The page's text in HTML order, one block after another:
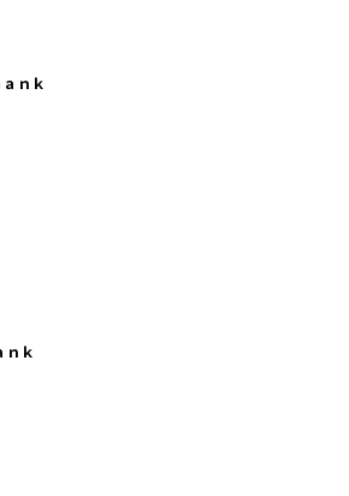
ｎｋ
ｎｋ